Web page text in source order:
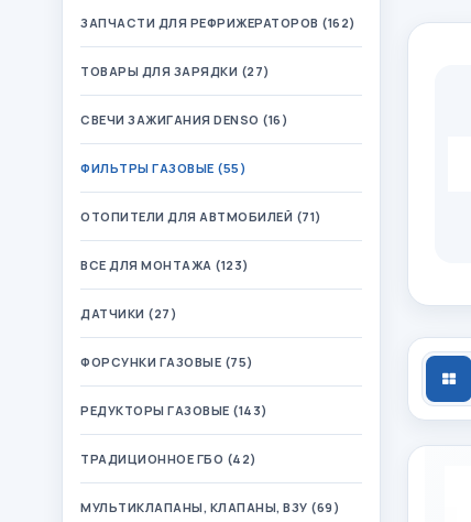
ЗАПЧАСТИ ДЛЯ РЕФРИЖЕРАТОРОВ (162)
ТОВАРЫ ДЛЯ ЗАРЯДКИ (27)
СВЕЧИ ЗАЖИГАНИЯ DENSO (16)
ФИЛЬТРЫ ГАЗОВЫЕ (55)
ОТОПИТЕЛИ ДЛЯ АВТМОБИЛЕЙ (71)
ВСЕ ДЛЯ МОНТАЖА (123)
ДАТЧИКИ (27)
ФОРСУНКИ ГАЗОВЫЕ (75)
РЕДУКТОРЫ ГАЗОВЫЕ (143)
ТРАДИЦИОННОЕ ГБО (42)
МУЛЬТИКЛАПАНЫ, КЛАПАНЫ, ВЗУ (69)